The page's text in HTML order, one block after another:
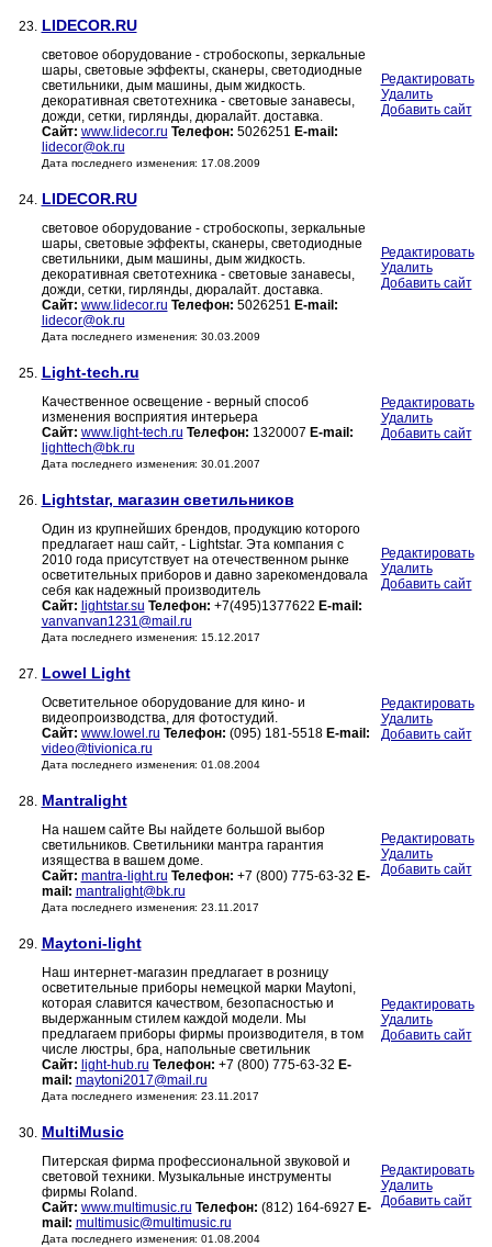
23. LIDECOR.RU
световое оборудование - стробоскопы, зеркальные
шары, световые эффекты, сканеры, светодиодные
светильники, дым машины, дым жидкость.
декоративная светотехника - световые занавесы,
дожди, сетки, гирлянды, дюралайт. доставка.
Сайт: www.lidecor.ru Телефон: 5026251 E-mail:
lidecor@ok.ru
Дата последнего изменения: 17.08.2009
Редактировать
Удалить
Добавить сайт
24. LIDECOR.RU
световое оборудование - стробоскопы, зеркальные
шары, световые эффекты, сканеры, светодиодные
светильники, дым машины, дым жидкость.
декоративная светотехника - световые занавесы,
дожди, сетки, гирлянды, дюралайт. доставка.
Сайт: www.lidecor.ru Телефон: 5026251 E-mail:
lidecor@ok.ru
Дата последнего изменения: 30.03.2009
Редактировать
Удалить
Добавить сайт
25. Light-tech.ru
Качественное освещение - верный способ
изменения восприятия интерьера
Сайт: www.light-tech.ru Телефон: 1320007 E-mail:
lighttech@bk.ru
Дата последнего изменения: 30.01.2007
Редактировать
Удалить
Добавить сайт
26. Lightstar, магазин светильников
Один из крупнейших брендов, продукцию которого
предлагает наш сайт, - Lightstar. Эта компания с
2010 года присутствует на отечественном рынке
осветительных приборов и давно зарекомендовала
себя как надежный производитель
Сайт: lightstar.su Телефон: +7(495)1377622 E-mail:
vanvanvan1231@mail.ru
Дата последнего изменения: 15.12.2017
Редактировать
Удалить
Добавить сайт
27. Lowel Light
Осветительное оборудование для кино- и
видеопроизводства, для фотостудий.
Сайт: www.lowel.ru Телефон: (095) 181-5518 E-mail:
video@tivionica.ru
Дата последнего изменения: 01.08.2004
Редактировать
Удалить
Добавить сайт
28. Mantralight
На нашем сайте Вы найдете большой выбор
светильников. Светильники мантра гарантия
изящества в вашем доме.
Сайт: mantra-light.ru Телефон: +7 (800) 775-63-32 E-
mail: mantralight@bk.ru
Дата последнего изменения: 23.11.2017
Редактировать
Удалить
Добавить сайт
29. Maytoni-light
Наш интернет-магазин предлагает в розницу
осветительные приборы немецкой марки Maytoni,
которая славится качеством, безопасностью и
выдержанным стилем каждой модели. Мы
предлагаем приборы фирмы производителя, в том
числе люстры, бра, напольные светильник
Сайт: light-hub.ru Телефон: +7 (800) 775-63-32 E-
mail: maytoni2017@mail.ru
Дата последнего изменения: 23.11.2017
Редактировать
Удалить
Добавить сайт
30. MultiMusic
Питерская фирма профессиональной звуковой и
световой техники. Музыкальные инструменты
фирмы Roland.
Сайт: www.multimusic.ru Телефон: (812) 164-6927 E-
mail: multimusic@multimusic.ru
Дата последнего изменения: 01.08.2004
Редактировать
Удалить
Добавить сайт